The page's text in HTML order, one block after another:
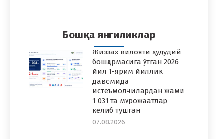
Бошқа янгиликлар
Жиззах вилояти ҳудудий
бошқармасига ўтган 2026
йил 1-ярим йиллик
давомида
истеъмолчилардан жами
1 031 та мурожаатлар
келиб тушган
07.08.2026